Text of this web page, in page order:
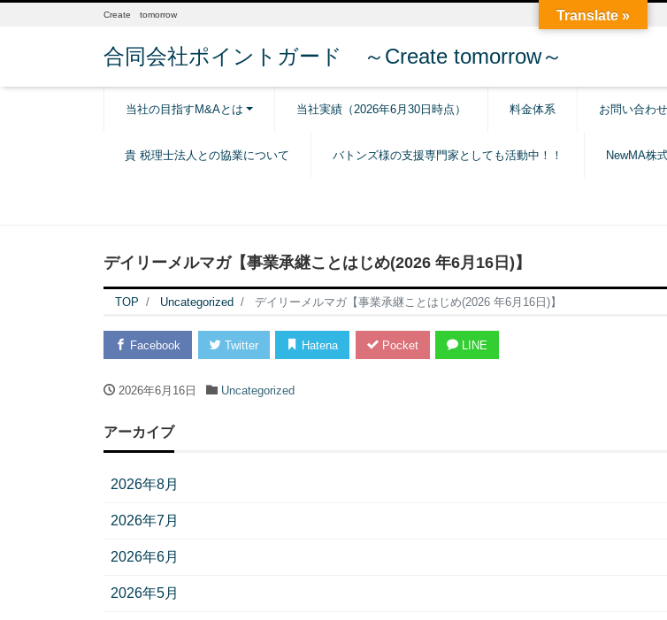
Create tomorrow
合同会社ポイントガード ～Create tomorrow～
当社の目指すM&Aとは 当社実績（2026年6月30日時点） 料金体系 お問い合わせ
貴 税理士法人との協業について バトンズ様の支援専門家としても活動中！！ NewMA株
デイリーメルマガ【事業承継ことはじめ(2026 年6月16日)】
TOP Uncategorized デイリーメルマガ【事業承継ことはじめ(2026 年6月16日)】
Facebook Twitter Hatena Pocket LINE
2026年6月16日 Uncategorized
アーカイブ
2026年8月
2026年7月
2026年6月
2026年5月
Translate »